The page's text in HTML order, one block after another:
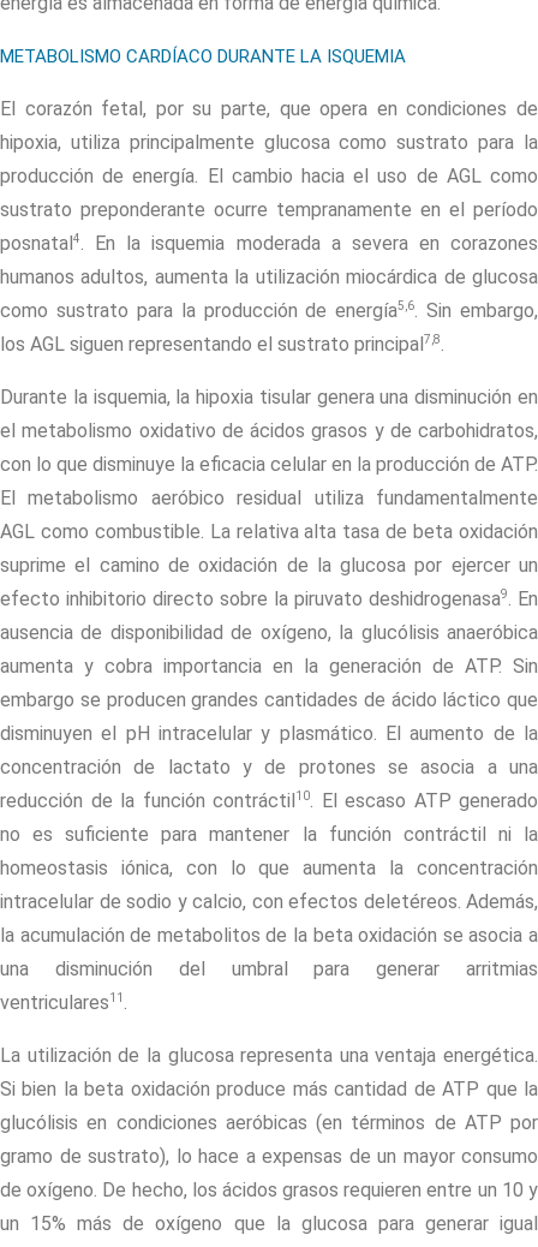
METABOLISMO CARDÍACO DURANTE LA ISQUEMIA
El corazón fetal, por su parte, que opera en condiciones de
hipoxia, utiliza principalmente glucosa como sustrato para la
producción de energía. El cambio hacia el uso de AGL como
sustrato preponderante ocurre tempranamente en el período
posnatal 4. En la isquemia moderada a severa en corazones
humanos adultos, aumenta la utilización miocárdica de glucosa
como sustrato para la producción de energía5,6. Sin embargo,
los AGL siguen representando el sustrato principal 7,8.
Durante la isquemia, la hipoxia tisular genera una disminución en
el metabolismo oxidativo de ácidos grasos y de carbohidratos,
con lo que disminuye la eficacia celular en la producción de ATP.
El metabolismo aeróbico residual utiliza fundamentalmente
AGL como combustible. La relativa alta tasa de beta oxidación
suprime el camino de oxidación de la glucosa por ejercer un
efecto inhibitorio directo sobre la piruvato deshidrogenasa9. En
ausencia de disponibilidad de oxígeno, la glucólisis anaeróbica
aumenta y cobra importancia en la generación de ATP. Sin
embargo se producen grandes cantidades de ácido láctico que
disminuyen el pH intracelular y plasmático. El aumento de la
concentración de lactato y de protones se asocia a una
reducción de la función contráctil 10. El escaso ATP generado
no es suficiente para mantener la función contráctil ni la
homeostasis iónica, con lo que aumenta la concentración
intracelular de sodio y calcio, con efectos deletéreos. Además,
la acumulación de metabolitos de la beta oxidación se asocia a
una disminución del umbral para generar arritmias
ventriculares11 .
La utilización de la glucosa representa una ventaja energética.
Si bien la beta oxidación produce más cantidad de ATP que la
glucólisis en condiciones aeróbicas (en términos de ATP por
gramo de sustrato), lo hace a expensas de un mayor consumo
de oxígeno. De hecho, los ácidos grasos requieren entre un 10 y
un 15% más de oxígeno que la glucosa para generar igual